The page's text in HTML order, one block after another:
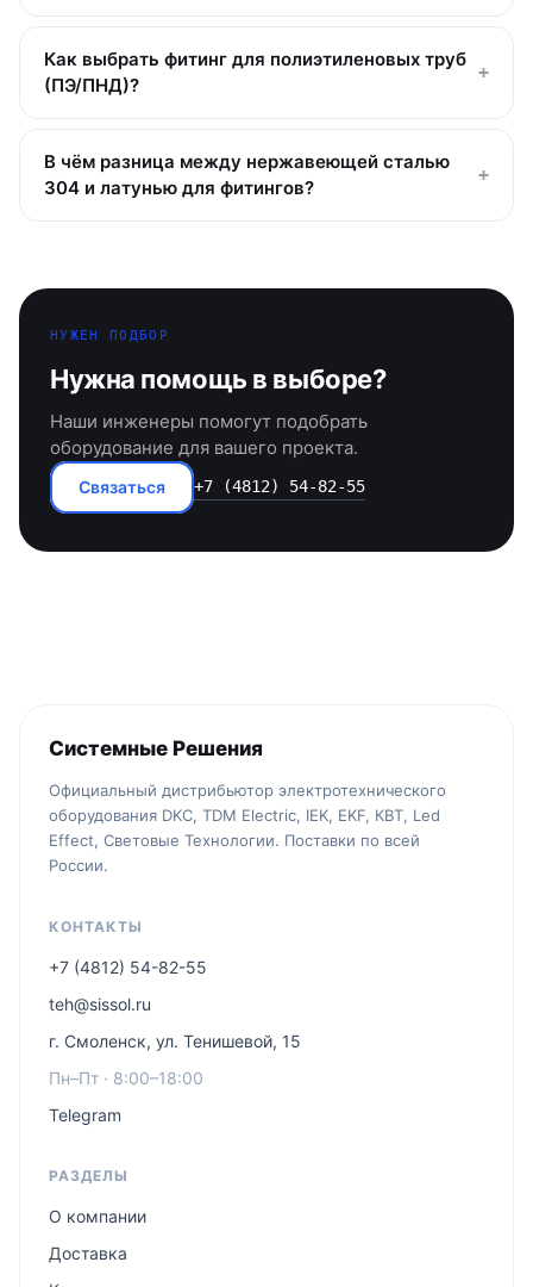
Как выбрать фитинг для полиэтиленовых труб
(ПЭ/ПНД)?
+
В чём разница между нержавеющей сталью
304 и латунью для фитингов?
+
НУЖЕН ПОДБОР
Нужна помощь в выборе?
Наши инженеры помогут подобрать
оборудование для вашего проекта.
Связаться +7 (4812) 54-82-55
Системные Решения
Официальный дистрибьютор электротехнического
оборудования DKC, TDM Electric, IEK, EKF, КВТ, Led
Effect, Световые Технологии. Поставки по всей
России.
КОНТАКТЫ
+7 (4812) 54-82-55
teh@sissol.ru
г. Смоленск, ул. Тенишевой, 15
Пн–Пт · 8:00–18:00
Telegram
РАЗДЕЛЫ
О компании
Доставка